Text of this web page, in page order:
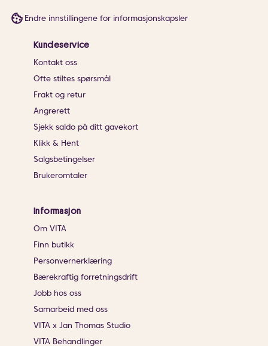
Endre innstillingene for informasjonskapsler
Kundeservice
Kontakt oss
Ofte stiltes spørsmål
Frakt og retur
Angrerett
Sjekk saldo på ditt gavekort
Klikk & Hent
Salgsbetingelser
Brukeromtaler
Informasjon
Om VITA
Finn butikk
Personvernerklæring
Bærekraftig forretningsdrift
Jobb hos oss
Samarbeid med oss
VITA x Jan Thomas Studio
VITA Behandlinger